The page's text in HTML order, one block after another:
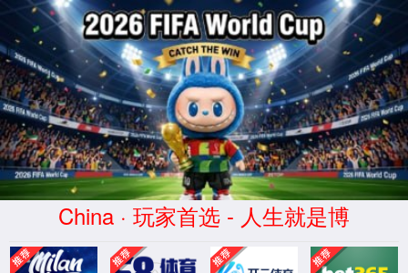
taptap点点(官方网站)有限公司-
taptap Sports
404 无法打开页面